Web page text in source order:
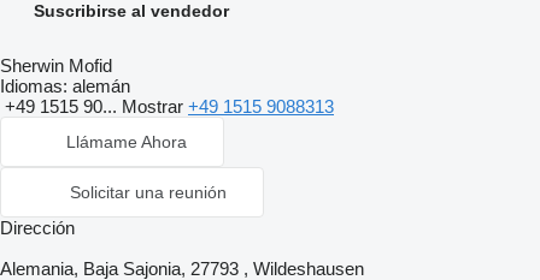
Suscribirse al vendedor
Sherwin Mofid
Idiomas: alemán
+49 1515 90... Mostrar +49 1515 9088313
Llámame Ahora
Solicitar una reunión
Dirección
Alemania, Baja Sajonia, 27793 , Wildeshausen